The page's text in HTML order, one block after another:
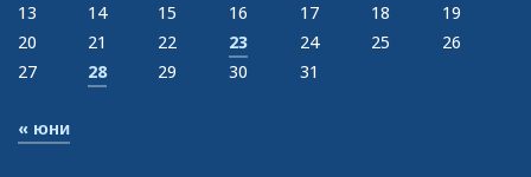
13
14 15 16 17 18
19
20
21 22 23 24 25
26
27
28 29 30 31
« юни